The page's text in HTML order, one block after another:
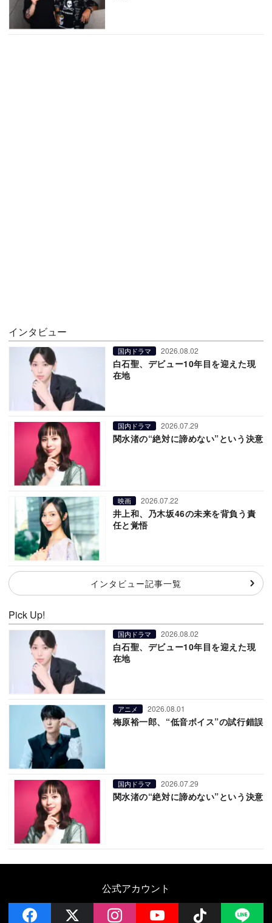
インタビュー
国内ドラマ 2026.08.02
白石聖、デビュー10年目を迎えた現
在地
国内ドラマ 2026.07.29
関水渚の“絶対に諦めない”という決意
映画 2026.07.22
井上和、乃木坂46の未来を背負う責
任と覚悟
インタビュー記事一覧
Pick Up!
国内ドラマ 2026.08.02
白石聖、デビュー10年目を迎えた現
在地
アニメ 2026.08.01
梅原裕一郎、“低音ボイス”の試行錯誤
国内ドラマ 2026.07.29
関水渚の“絶対に諦めない”という決意
公式アカウント
facebook instagramYouTube Follow